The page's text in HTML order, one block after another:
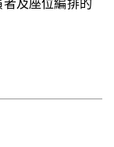
及座位編排的